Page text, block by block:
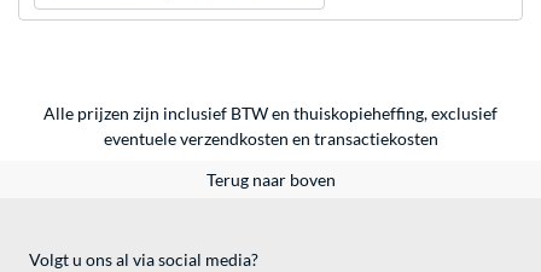
Alle prijzen zijn inclusief BTW en thuiskopieheffing, exclusief
eventueleverzendkosten en transactiekosten
Terug naar boven
Volgt u ons al via social media?